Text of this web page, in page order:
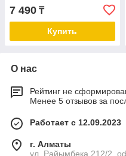
7 490 ₸
Купить
О нас
Рейтинг не
Менее 5 отзывов за
Работает с 12.09.2023
г. Алматы
ул. Райымбека 212/2,